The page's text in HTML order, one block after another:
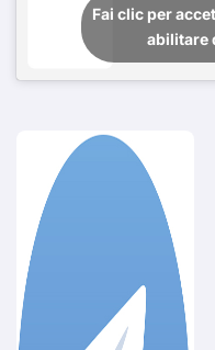
Fai clic per
abilitare